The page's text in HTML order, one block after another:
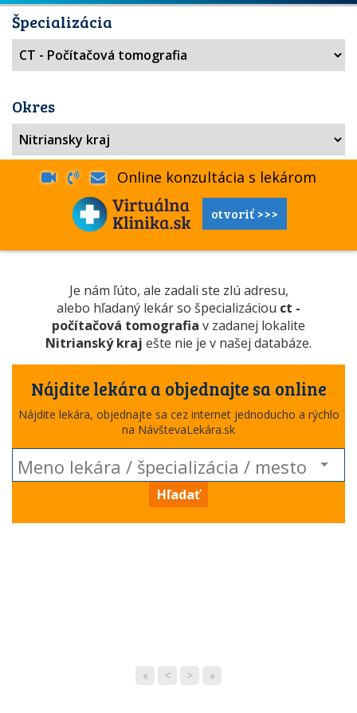
Špecializácia
Okres
Online konzultácia s lekárom
otvoriť >>>
Je nám ľúto, ale zadali ste zlú adresu,
alebo hľadaný lekár so špecializáciou ct -
počítačová tomografia v zadanej lokalite
Nitrianský kraj ešte nie je v našej databáze.
Nájdite lekára a objednajte sa online
Nájdite lekára, objednajte sa cez internet jednoducho a rýchlo
na NávštevaLekára.sk
Hľadať
« < > »